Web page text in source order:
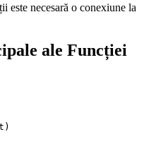
este necesară o conexiune la
ale Funcției